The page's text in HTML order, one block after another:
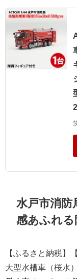
水戸市消防
感あふれ
【ふるさと納税】
大型水槽車（桜水